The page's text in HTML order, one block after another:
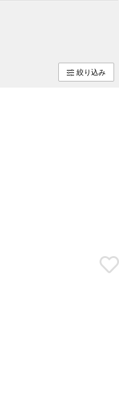
絞り込み